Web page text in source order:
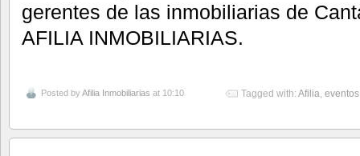
gerentes de las inmobiliarias de
AFILIA INMOBILIARIAS.
Posted byAfilia Inmobiliarias at 10:10 Tagged with: Afilia eventos